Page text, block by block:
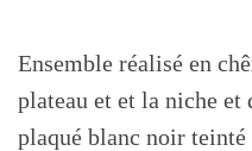
Ensemble réalisé en
plateau et et la niche et
plaqué blanc noir